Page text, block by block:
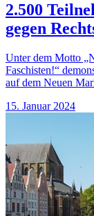
2.500
gegen
Unter dem Motto
Faschisten!“
auf dem Neuen
15. Januar 2024